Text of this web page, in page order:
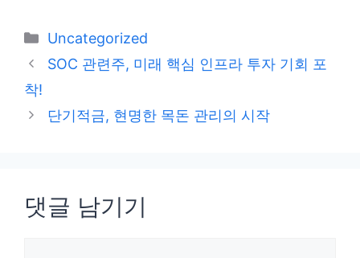
카
테
Uncategorized
SOC 관련주, 미래 핵심 인프라 투자 기회 포
착!
단기적금, 현명한 목돈 관리의 시작
댓글 남기기